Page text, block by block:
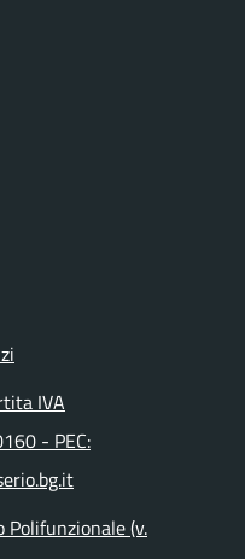
IVA
- PEC:
Polifunzionale (v.